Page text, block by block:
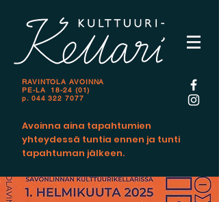
RAVINTOLA AVOINNA
PE-LA 18-24 (01)
p. 044 322 7077
Avoinna aina tapahtumien
yhteydessä tuntia ennen ja tunti
tapahtuman jälkeen.